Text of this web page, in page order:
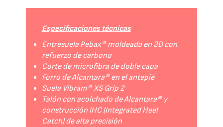
Especificaciones técnicas
Entresuela Pebax® moldeada en 3D con
refuerzo de carbono
Corte de microfibra de doble capa
Forro de Alcantara® en el antepié
Suela Vibram® XS Grip 2
Talón con acolchado de Alcantara® y
construcción IHC (Integrated Heel
Catch) de alta precisión